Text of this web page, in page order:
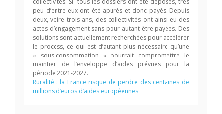
collectivités. Si tous les dossiers ont été déposés, très
peu d’entre-eux ont été apurés et donc payés. Depuis
deux, voire trois ans, des collectivités ont ainsi eu des
actes d’engagement sans pour autant être payées. Des
solutions sont actuellement recherchées pour accélérer
le process, ce qui est d’autant plus nécessaire qu’une
« sous-consommation » pourrait compromettre le
maintien de l’enveloppe d’aides prévues pour la
période 2021-2027.
Ruralité : la France risque de perdre des centaines de
millions d’euros d’aides européennes